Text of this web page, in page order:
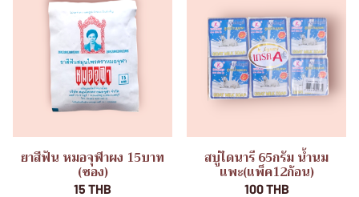
ยาสีฟัน หมอจุฬาผง 15บาท
(ซอง)
15 THB
สบู่ไดนารี 65กรัม น้ำนม
แพะ(แพ็ค12ก้อน)
100 THB